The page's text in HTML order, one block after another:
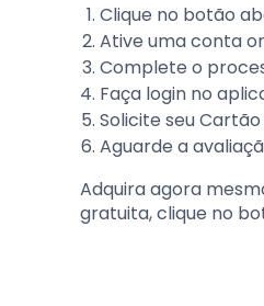
Clique no botão
Ative uma conta
Complete o
Faça login no
Solicite seu
Aguarde a
Adquira agora
gratuita, clique no